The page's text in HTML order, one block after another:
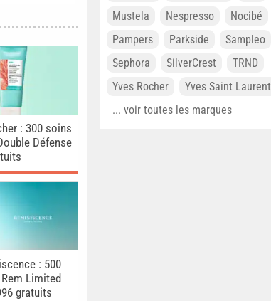
: 300 soins
Défense
: 500
Limited
gratuits
Mustela
Nespresso
Nocibé
Pampers
Parkside
Sampleo
Sephora
SilverCrest
TRND
Yves Rocher
Yves Saint Laurent
... voir toutes les marques